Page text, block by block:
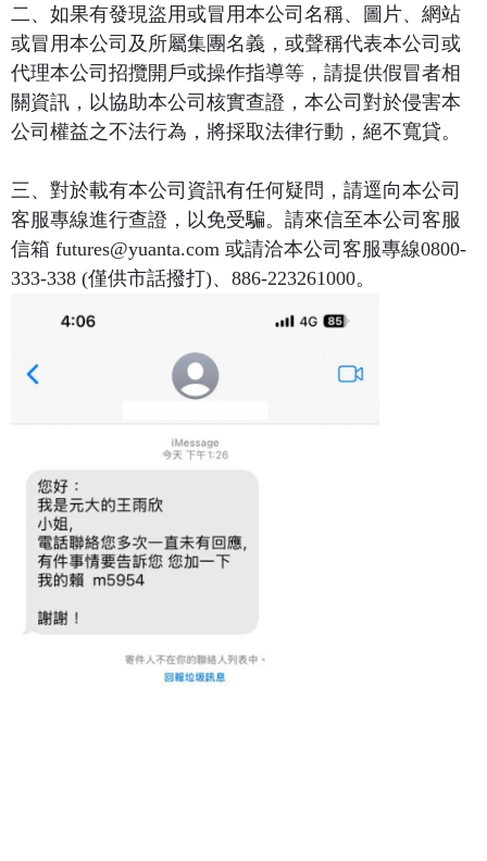
二、如果有發現盜用或冒用本公司名稱、圖片、網站
或冒用本公司及所屬集團名義，或聲稱代表本公司或
代理本公司招攬開戶或操作指導等，請提供假冒者相
關資訊，以協助本公司核實查證，本公司對於侵害本
公司權益之不法行為，將採取法律行動，絕不寬貸。
三、對於載有本公司資訊有任何疑問，請逕向本公司
客服專線進行查證，以免受騙。請來信至本公司客服
信箱 futures@yuanta.com 或請洽本公司客服專線0800-
333-338 (僅供市話撥打)、886-223261000。